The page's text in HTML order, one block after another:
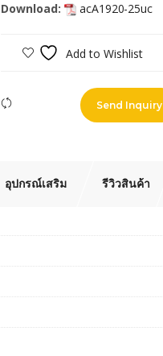
Download:
acA1920-25uc
Add to Wishlist
Send Inquiry
อุปกรณ์เสริม รีวิวสินค้า